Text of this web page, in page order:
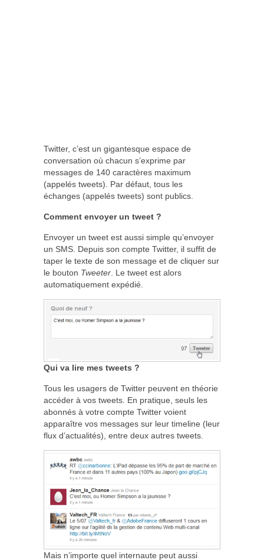
Twitter, c’est un gigantesque espace de
conversation où chacun s’exprime par
messages de 140 caractères maximum
(appelés tweets). Par défaut, tous les
échanges (appelés tweets) sont publics.
Comment envoyer un tweet ?
Envoyer un tweet est aussi simple qu’envoyer
un SMS. Depuis son compte Twitter, il suffit de
taper le texte de son message et de cliquer sur
le bouton Tweeter . Le tweet est alors
automatiquement expédié.
Qui va lire mes tweets ?
Tous les usagers de Twitter peuvent en théorie
accéder à vos tweets. En pratique, seuls les
abonnés à votre compte Twitter voient
apparaître vos messages sur leur timeline (leur
flux d’actualités), entre deux autres tweets.
Mais n’importe quel internaute peut aussi